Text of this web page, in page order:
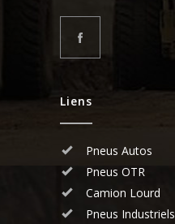
Liens
Pneus Autos
Pneus OTR
Camion Lourd
Pneus Industriels